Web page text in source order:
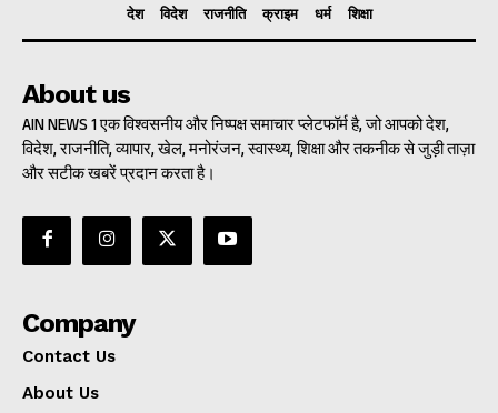
देश विदेश राजनीति क्राइम धर्म शिक्षा
About us
AIN NEWS 1 एक विश्वसनीय और निष्पक्ष समाचार प्लेटफॉर्म है, जो आपको देश,
विदेश, राजनीति, व्यापार, खेल, मनोरंजन, स्वास्थ्य, शिक्षा और तकनीक से जुड़ी ताज़ा
और सटीक खबरें प्रदान करता है।
Company
Contact Us
About Us